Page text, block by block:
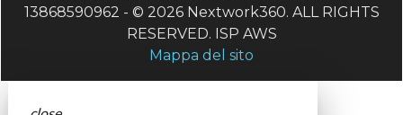
13868590962 - © 2026 Nextwork360. ALL RIGHTS
RESERVED. ISP AWS
Mappa del sito